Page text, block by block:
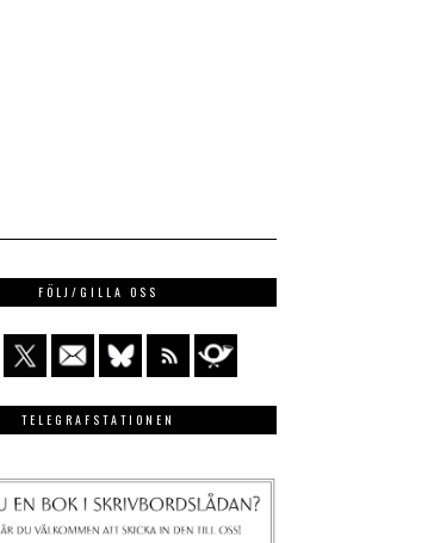
FÖLJ/GILLA OSS
TELEGRAFSTATIONEN